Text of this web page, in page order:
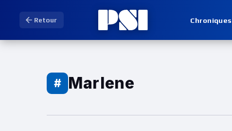
Retour Chroniques
# Marlene